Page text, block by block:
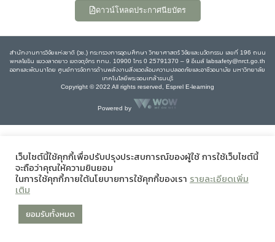
ดาวน์โหลดประกาศนียบัตร
สำนักงานการวิจัยแห่งชาติ (วช.) กระทรวงการอุดมศึกษา วิทยาศาสตร์ วิจัยและนวัตกรรม เลขที่ 196 ถนน
พหลโยธิน แขวงลาดยาว เขตจตุจักร กทม. 10900 โทร 0 25791370 – 9 อีเมล์ labsafety@nrct.go.th
ออกและพัฒนาโดย ศูนย์การจัดการด้านพลังงานสิ่งแวดล้อมความปลอดภัยและอาชีวอนามัย มหาวิทยาลัย
เทคโนโลยีพระจอมเกล้าธนบุรี
Copyright © 2022 All rights reserved, Esprel E-learning
Powered by
เว็บไซต์นี้ใช้คุกกี้เพื่อปรับปรุงประสบการณ์ของผู้ใช้ การใช้เว็บไซต์นี้
จะถือว่าคุณให้ความยินยอม
ในการใช้คุกกี้ภายใต้นโยบายการใช้คุกกี้ของเรา รายละเอียดเพิ่ม
เติม
ยอมรับทั้งหมด